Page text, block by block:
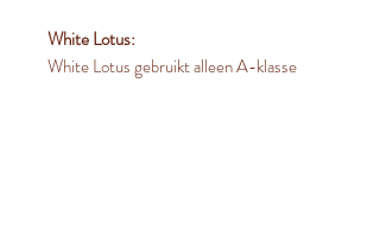
White Lotus:
White Lotus gebruikt alleen A-klasse